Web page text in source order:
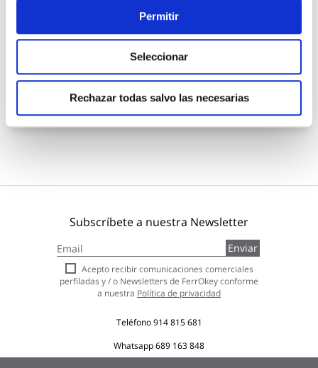
Permitir
Seleccionar
Rechazar todas salvo las necesarias
mango bicomponente ironside
27,75 €
Añadir al carrito
Subscríbete a nuestra Newsletter
a
nuestro
boletín
de
Enviar
Acepto recibir comunicaciones comerciales
perfiladas y / o Newsletters de FerrOkey conforme
a nuestra Política de privacidad
Teléfono914 815 681
Whatsapp689 163 848